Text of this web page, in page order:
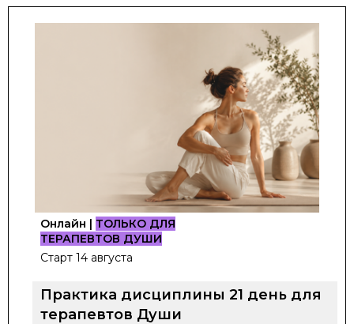
Онлайн | ТОЛЬКО ДЛЯ
ТЕРАПЕВТОВ ДУШИ
Старт 14 августа
Практика дисциплины 21 день для
терапевтов Души